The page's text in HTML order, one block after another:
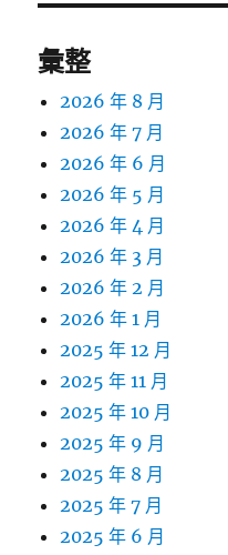
彙整
2026 年 8 月
2026 年 7 月
2026 年 6 月
2026 年 5 月
2026 年 4 月
2026 年 3 月
2026 年 2 月
2026 年 1 月
2025 年 12 月
2025 年 11 月
2025 年 10 月
2025 年 9 月
2025 年 8 月
2025 年 7 月
2025 年 6 月